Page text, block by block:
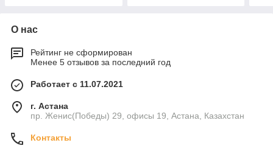
О нас
Рейтинг не сформирован
Менее 5 отзывов за последний год
Работает с 11.07.2021
г. Астана
пр. Женис(Победы) 29, офисы 19, Астана, Казахстан
Контакты